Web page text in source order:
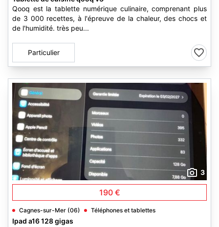
Qooq est la tablette numérique culinaire, comprenant plus
de 3 000 recettes, à l'épreuve de la chaleur, des chocs et
de l'humidité. très peu...
Particulier
3
190 €
Cagnes-sur-Mer (06) Téléphones et tablettes
Ipad a16 128 gigas